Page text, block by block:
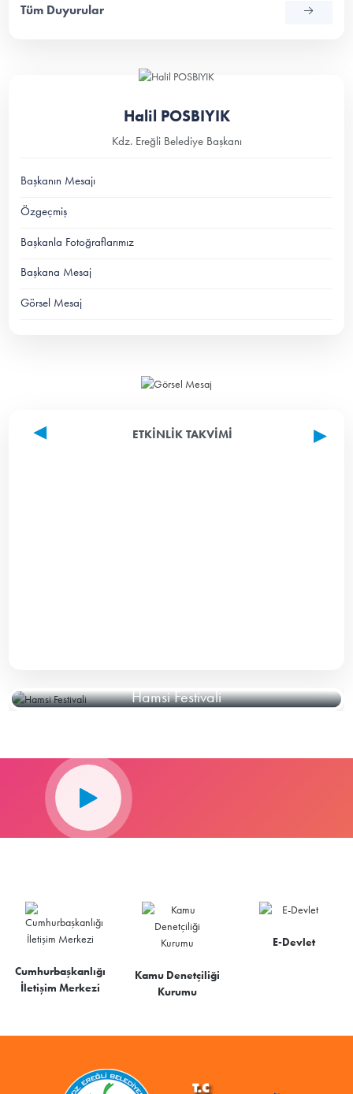
Tüm Duyurular
Halil POSBIYIK
Kdz. Ereğli Belediye Başkanı
Başkanın Mesajı
Özgeçmiş
Başkanla Fotoğraflarımız
Başkana Mesaj
Görsel Mesaj
ETKINLIK TAKVIMI
Hamsi Festivali
Cumhurbaşkanlığı
İletişim Merkezi
Kamu Denetçiliği
Kurumu
E-Devlet